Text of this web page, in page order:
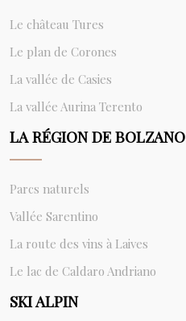
Le château Tures
Le plan de Corones
La vallée de Casies
La vallée Aurina Terento
LA RÉGION DE BOLZANO
Parcs naturels
Vallée Sarentino
La route des vins à Laives
Le lac de Caldaro Andriano
SKI ALPIN